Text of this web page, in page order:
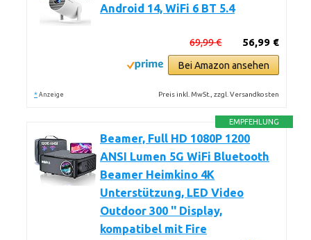
Android 14, WiFi 6 BT 5.4
56,99 €
69,99 €
Bei Amazon ansehen
* Anzeige Preis inkl. MwSt., zzgl. Versandkosten
EMPFEHLUNG
Beamer, Full HD 1080P 1200
ANSI Lumen 5G WiFi Bluetooth
Beamer Heimkino 4K
Unterstützung, LED Video
Outdoor 300 '' Display,
kompatibel mit Fire